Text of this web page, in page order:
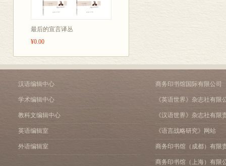
最后的宣言译丛
¥0.00
汉语编辑中心
学术编辑中心
教科文编辑中心
英语编辑室
外语编辑室
商务印书馆国际有限公司
《英语世界》杂志社有限
《汉语世界》杂志社有限
《语言战略研究》网站
商务印书馆（成都）有限
商务印书馆（上海）有限